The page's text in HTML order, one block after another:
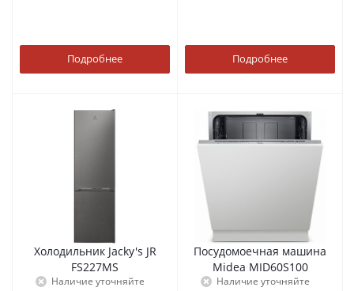
Подробнее Подробнее
Холодильник Jacky's JR
FS227MS
Наличие уточняйте
Посудомоечная машина
Midea MID60S100
Наличие уточняйте